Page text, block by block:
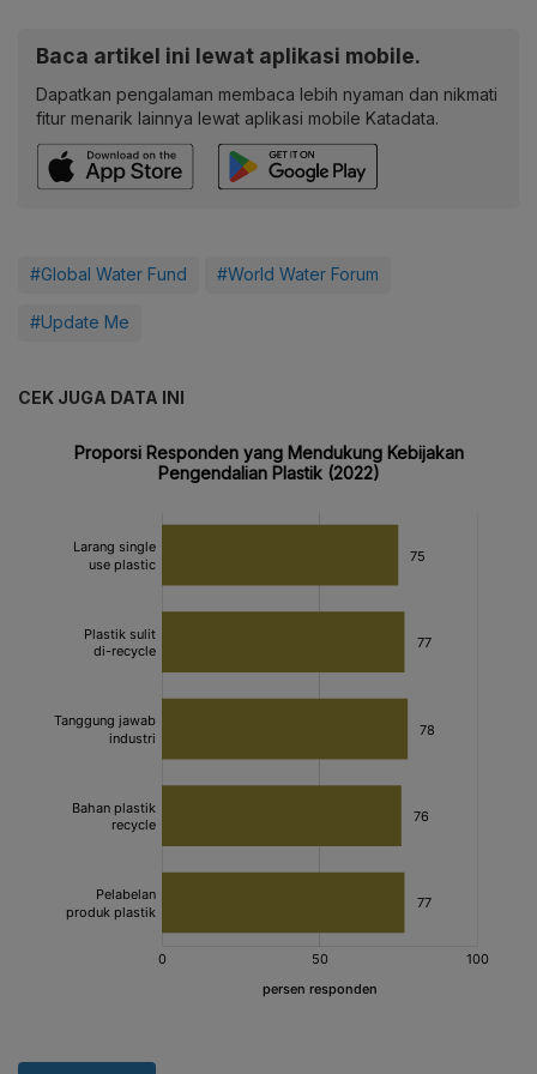
Baca artikel ini lewat aplikasi mobile.
Dapatkan pengalaman membaca lebih nyaman dan nikmati
fitur menarik lainnya lewat aplikasi mobile Katadata.
#Global Water Fund #World Water Forum
#Update Me
CEK JUGA DATA INI